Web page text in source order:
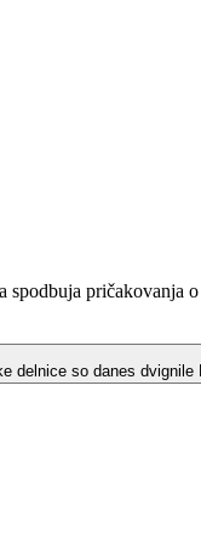
spodbuja pričakovanja
delnice so danes dvignile